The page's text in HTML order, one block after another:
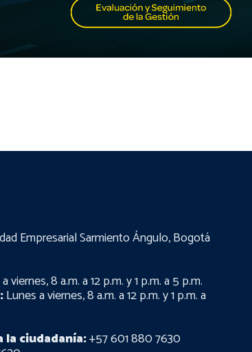
Empresarial Sarmiento Ángulo, Bogotá
viernes, 8 a.m. a 12 p.m. y 1 p.m. a 5 p.m.
Lunes a viernes, 8 a.m. a 12 p.m. y 1 p.m. a
ciudadanía:+57 601 880 7630